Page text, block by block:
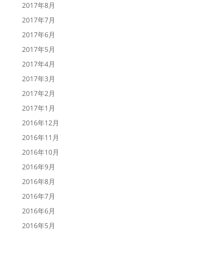
2017年8月
2017年7月
2017年6月
2017年5月
2017年4月
2017年3月
2017年2月
2017年1月
2016年12月
2016年11月
2016年10月
2016年9月
2016年8月
2016年7月
2016年6月
2016年5月